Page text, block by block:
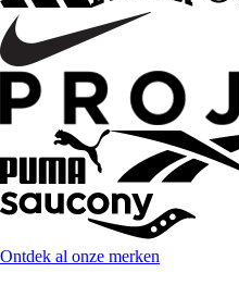
Ontdek al onze merken